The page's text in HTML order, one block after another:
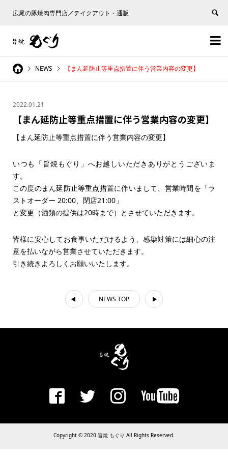
広尾の豚焼肉専門店／テイクアウト・通販


NEWS 【まん延防止等重点措置に伴う営業内容の変更】
2022.01.21
【まん延防止等重点措置に伴う営業内容の変更】
【まん延防止等重点措置に伴う営業内容の変更】
いつも「旨焼もぐり」へお越しいただきありがとうございま
す。
この度のまん延防止等重点措置に伴いまして、営業時間を「ラ
ストオーダー 20:00、閉店21:00」
と変更（酒類の提供は20時まで）とさせていただきます。
皆様に安心してお食事いただけるよう、感染対策には細心の注
意を払いながら営業させていただきます。
引き続きよろしくお願いいたします。
NEWS TOP
Copyright © 2020 旨焼 もぐり All Rights Reserved.